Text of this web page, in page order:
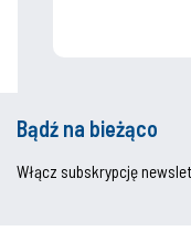
Bądź na bieżąco
Włącz subskrypcję